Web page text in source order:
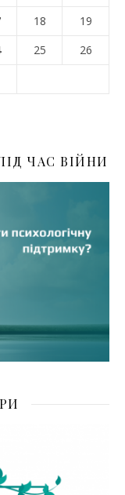
18
19
25
26
ЧАС ВІЙНИ